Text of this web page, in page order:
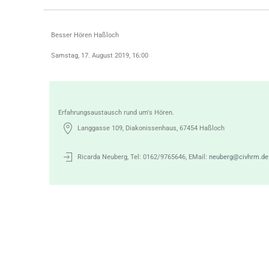
Besser Hören Haßloch
Samstag, 17. August 2019, 16:00
Erfahrungsaustausch rund um's Hören.
Langgasse 109, Diakonissenhaus, 67454 Haßloch
Ricarda Neuberg, Tel: 0162/9765646, EMail: neuberg@civhrm.de